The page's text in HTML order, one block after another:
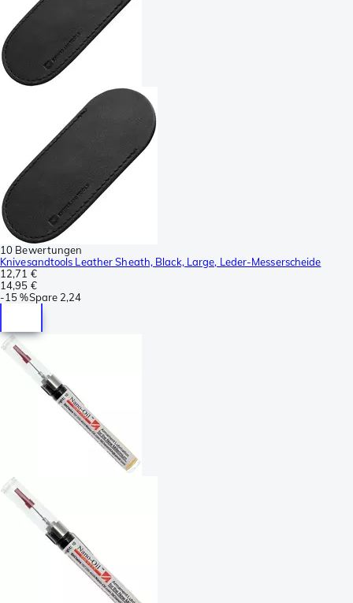
10 Bewertungen
Knivesandtools Leather Sheath, Black, Large, Leder-Messerscheide
12,71 €
14,95 €
-15 %Spare 2,24